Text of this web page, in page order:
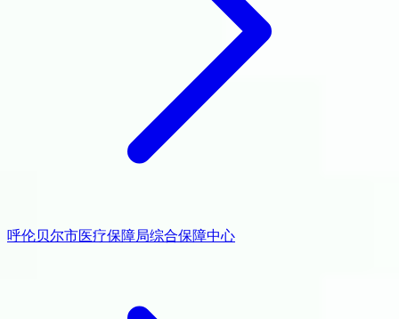
呼伦贝尔市医疗保障局综合保障中心